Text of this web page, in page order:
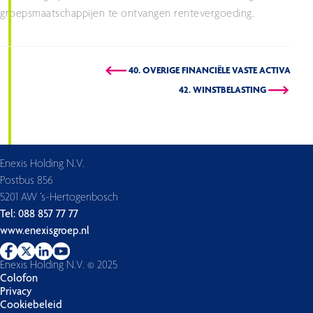
groepsmaatschappijen te ontvangen rentevergoeding.
42. WINSTBELASTING
40. OVERIGE FINANCIËLE VASTE ACTIVA
Enexis Holding N.V.
Postbus 856
5201 AW ’s-Hertogenbosch
Tel: 088 857 77 77
www.enexisgroep.nl
Enexis Holding N.V. © 2025
Colofon
Privacy
Cookiebeleid